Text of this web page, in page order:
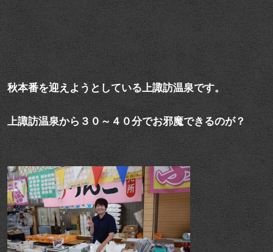
秋本番を迎えようとしている上諏訪温泉です。
上諏訪温泉から３０～４０分でお邪魔できるのが？